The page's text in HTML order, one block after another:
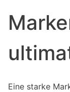
Eine starke